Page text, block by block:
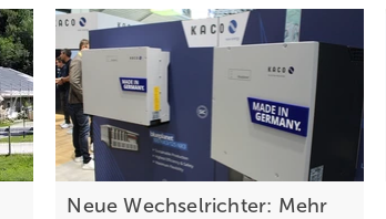
Neue Wechselrichter: Mehr